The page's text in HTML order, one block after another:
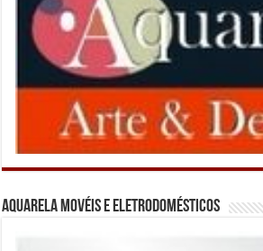
Aquarela Movéis e Eletrodomésticos